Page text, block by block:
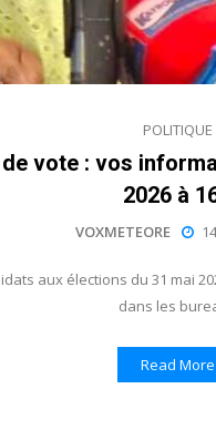
POLITIQUE
vote : vos
2026 à
VOXMETEORE
aux élections du 31 mai
dans les
Read More